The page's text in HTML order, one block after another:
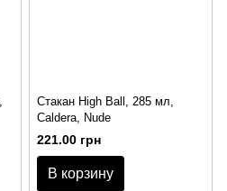
Стакан High Ball, 285 мл,
Caldera, Nude
221.00 грн
В корзину